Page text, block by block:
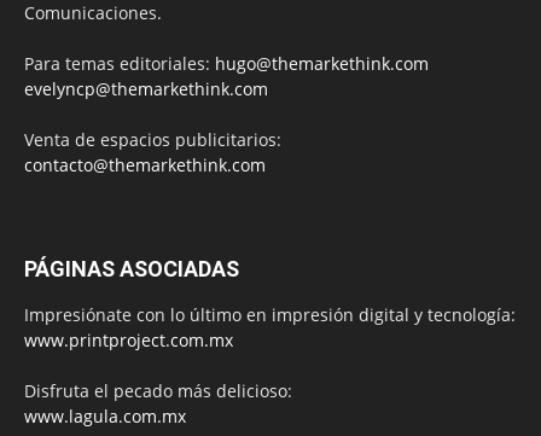
Comunicaciones.
Para temas editoriales: hugo@themarkethink.com
evelyncp@themarkethink.com
Venta de espacios publicitarios:
contacto@themarkethink.com
PÁGINAS ASOCIADAS
Impresiónate con lo último en impresión digital y tecnología:
www.printproject.com.mx
Disfruta el pecado más delicioso:
www.lagula.com.mx